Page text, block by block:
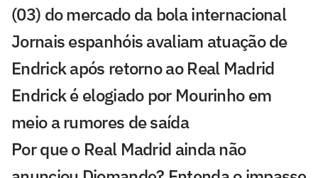
(03) do mercado da bola internacional
Jornais espanhóis avaliam atuação de
Endrick após retorno ao Real Madrid
Endrick é elogiado por Mourinho em
meio a rumores de saída
Por que o Real Madrid ainda não